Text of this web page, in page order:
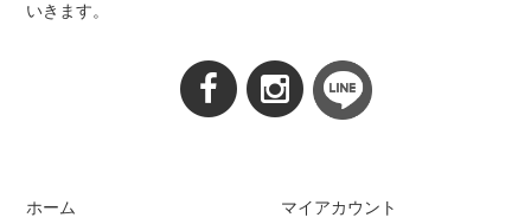
いきます。
ホーム
マイアカウント